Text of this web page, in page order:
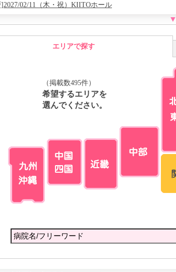
02/11（木・祝）KIITOホール
阪]2027/03/07(火)難波御堂筋ホール(ホール8A)
▼
エリアで探す
（掲載数495件）
希望するエリアを
選んでください。